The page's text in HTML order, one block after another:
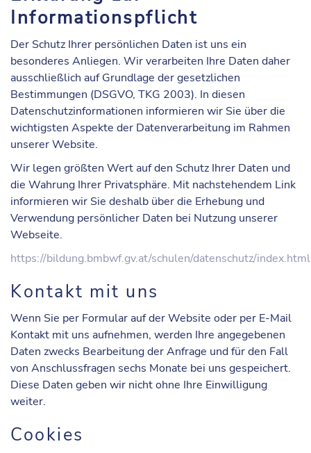
Informationspflicht
Der Schutz Ihrer persönlichen Daten ist uns ein
besonderes Anliegen. Wir verarbeiten Ihre Daten daher
ausschließlich auf Grundlage der gesetzlichen
Bestimmungen (DSGVO, TKG 2003). In diesen
Datenschutzinformationen informieren wir Sie über die
wichtigsten Aspekte der Datenverarbeitung im Rahmen
unserer Website.
Wir legen größten Wert auf den Schutz Ihrer Daten und
die Wahrung Ihrer Privatsphäre. Mit nachstehendem Link
informieren wir Sie deshalb über die Erhebung und
Verwendung persönlicher Daten bei Nutzung unserer
Webseite.
https://bildung.bmbwf.gv.at/schulen/datenschutz/index.html
Kontakt mit uns
Wenn Sie per Formular auf der Website oder per E-Mail
Kontakt mit uns aufnehmen, werden Ihre angegebenen
Daten zwecks Bearbeitung der Anfrage und für den Fall
von Anschlussfragen sechs Monate bei uns gespeichert.
Diese Daten geben wir nicht ohne Ihre Einwilligung
weiter.
Cookies